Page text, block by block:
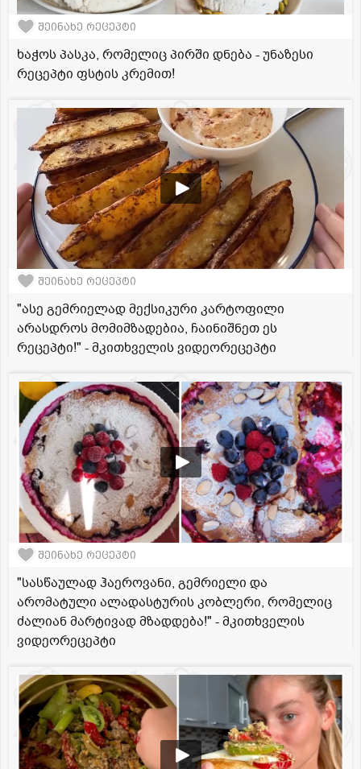
შეინახე რეცეპტი
ხაჭოს პასკა, რომელიც პირში დნება - უნაზესი
რეცეპტი ფსტის კრემით!
შეინახე რეცეპტი
"ასე გემრიელად მექსიკური კარტოფილი
არასდროს მომიმზადებია, ჩაინიშნეთ ეს
რეცეპტი!" - მკითხველის ვიდეორეცეპტი
შეინახე რეცეპტი
"სასწაულად ჰაეროვანი, გემრიელი და
არომატული ალადასტურის კობლერი, რომელიც
ძალიან მარტივად მზადდება!" - მკითხველის
ვიდეორეცეპტი